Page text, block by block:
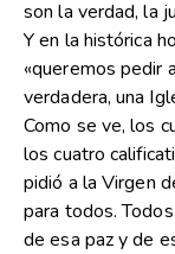
son la verdad, la
Y en la histórica
«queremos pedir
verdadera, una
Como se ve, los
los cuatro
pidió a la Virgen
para todos.
de esa paz y de